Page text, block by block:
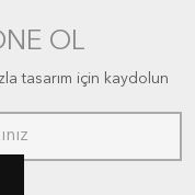
OL
tasarım için kaydolun